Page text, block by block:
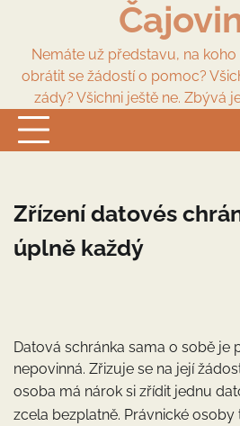
contentNemáte už představu, na
obrátit se žádostí o pomoc?
zády? Všichni ještě ne. Zbývá
Zřízení datovés
úplně každý
Datová schránka sama o sobě je
nepovinná. Zřizuje se na její
osoba má nárok si zřídit jednu
zcela bezplatně. Právnické osoby